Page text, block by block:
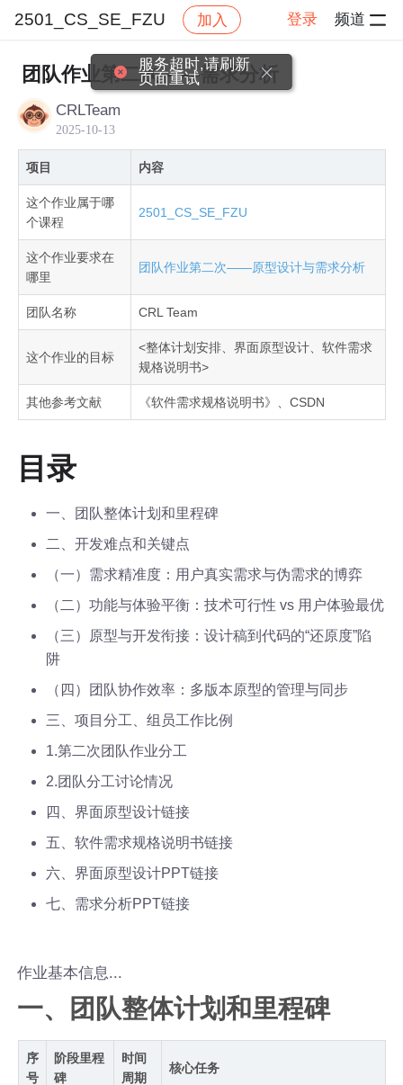
2501_CS_SE_FZU 加入 登录 频道
社区 2501_CS_SE_FZU 作业提交
团队作业第二次——需求分析
CRLTeam
2025-10-13
项目 内容
这个作业属于哪
个课程
2501_CS_SE_FZU
这个作业要求在
哪里
团队作业第二次——原型设计与需求分析
团队名称 CRL Team
这个作业的目标
<整体计划安排、界面原型设计、软件需求
规格说明书>
其他参考文献 《软件需求规格说明书》、CSDN
目录
一、团队整体计划和里程碑
二、开发难点和关键点
（一）需求精准度：用户真实需求与伪需求的博弈
（二）功能与体验平衡：技术可行性 vs 用户体验最优
（三）原型与开发衔接：设计稿到代码的“还原度”陷
阱
（四）团队协作效率：多版本原型的管理与同步
三、项目分工、组员工作比例
1.第二次团队作业分工
2.团队分工讨论情况
四、界面原型设计链接
五、软件需求规格说明书链接
六、界面原型设计PPT链接
七、需求分析PPT链接
作业基本信息...
一、团队整体计划和里程碑
序
号
阶段里程
碑
时间
周期
核心任务
服务超时,请刷新
页面重试